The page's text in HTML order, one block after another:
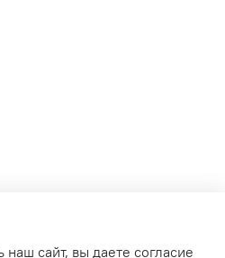
сайт, вы даете согласие